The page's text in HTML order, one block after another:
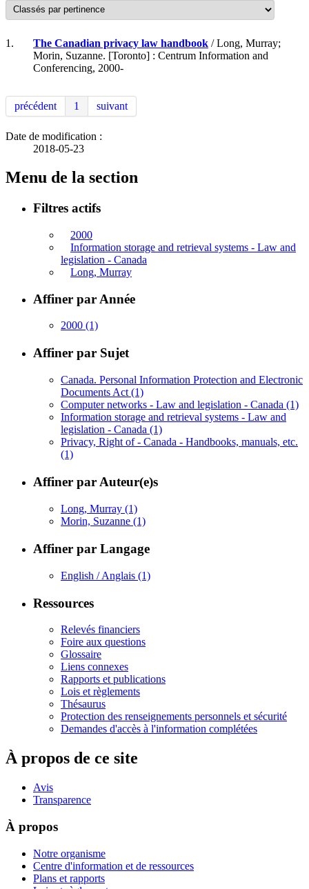
1. The Canadian privacy law handbook / Long, Murray;
Morin, Suzanne. [Toronto] : Centrum Information and
Conferencing, 2000-
précédent 1 suivant
Date de modification :
2018-05-23
Menu de la section
Filtres actifs
2000
Information storage and retrieval systems - Law and
legislation - Canada
Long, Murray
Affiner par Année
2000 (1)
Affiner par Sujet
Canada. Personal Information Protection and Electronic
Documents Act (1)
Computer networks - Law and legislation - Canada (1)
Information storage and retrieval systems - Law and
legislation - Canada (1)
Privacy, Right of - Canada - Handbooks, manuals, etc.
(1)
Affiner par Auteur(e)s
Long, Murray (1)
Morin, Suzanne (1)
Affiner par Langage
English / Anglais (1)
Ressources
Relevés financiers
Foire aux questions
Glossaire
Liens connexes
Rapports et publications
Lois et règlements
Thésaurus
Protection des renseignements personnels et sécurité
Demandes d'accès à l'information complétées
À propos de ce site
Avis
Transparence
À propos
Notre organisme
Centre d'information et de ressources
Plans et rapports